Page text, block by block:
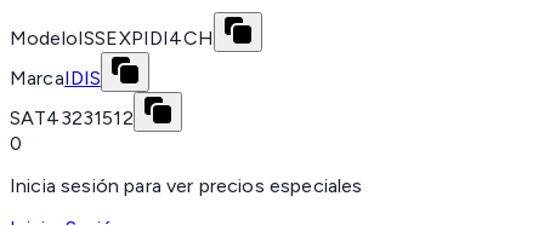
ModeloISSEXPIDI4CH
MarcaIDIS
SAT43231512
0
Inicia sesión para ver precios especiales